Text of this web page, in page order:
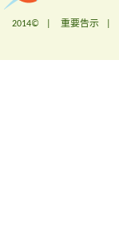
2014© | 重要告示